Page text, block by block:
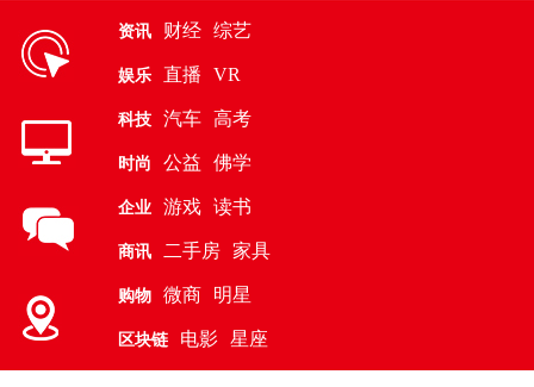
资讯 财经 综艺
娱乐 直播 VR
科技 汽车 高考
时尚 公益 佛学
企业 游戏 读书
商讯 二手房 家具
购物 微商 明星
区块链 电影 星座